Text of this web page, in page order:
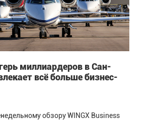
миллиардеров в Сан-
всё больше бизнес-
обзору WINGX Business